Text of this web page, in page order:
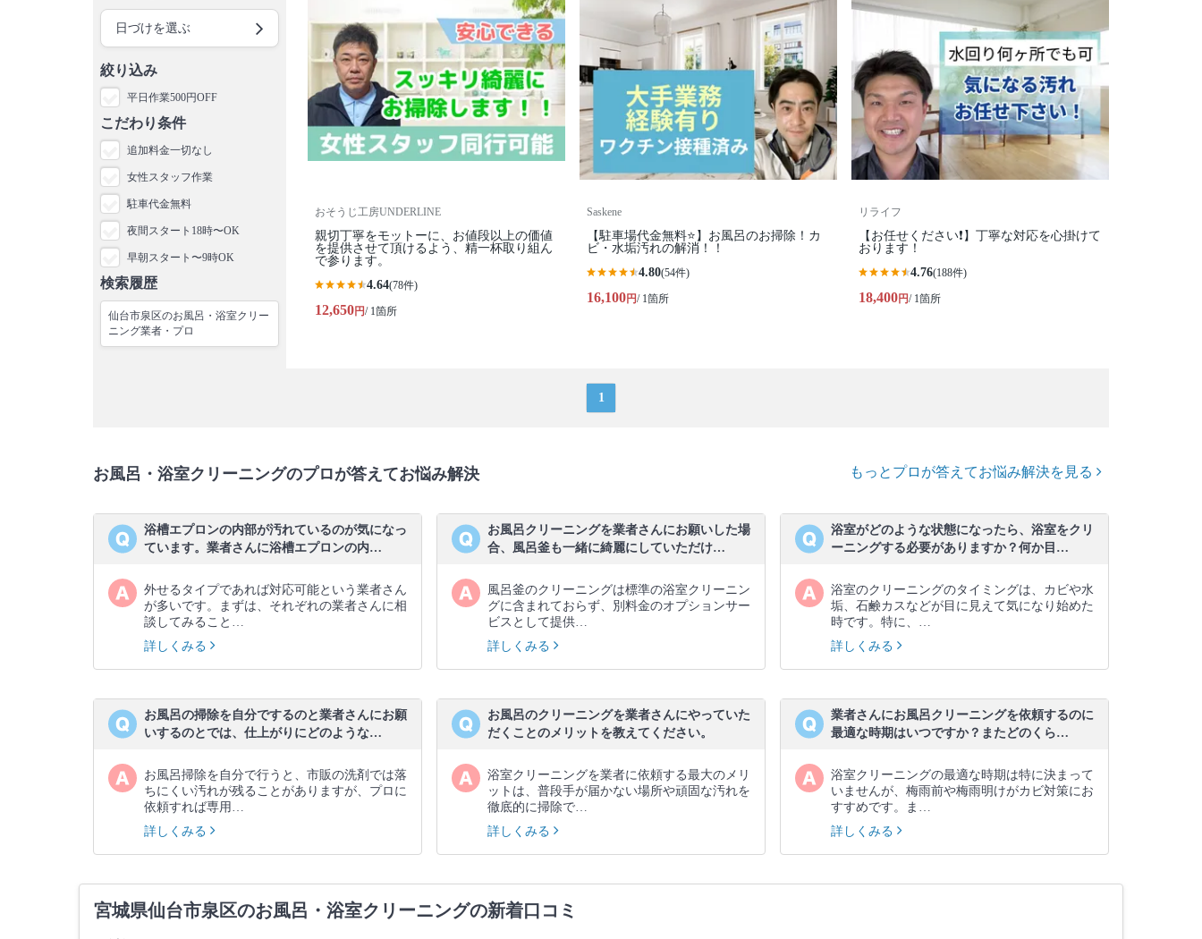
日づけを選ぶ
絞り込み
平日作業500円OFF
こだわり条件
追加料金一切なし
女性スタッフ作業
駐車代金無料
夜間スタート18時〜OK
早朝スタート〜9時OK
検索履歴
仙台市泉区のお風呂・浴室クリー
ニング業者・プロ
おそうじ工房UNDERLINE
親切丁寧をモットーに、お値段以上の価値
を提供させて頂けるよう、精一杯取り組ん
で参ります。
4.64(78件)
12,650円/ 1箇所
Saskene
【駐車場代金無料⭐️】お風呂のお掃除！カ
ビ・水垢汚れの解消！！
4.80(54件)
16,100円/ 1箇所
リライフ
【お任せください❗️】丁寧な対応を心掛けて
おります！
4.76(188件)
18,400円/ 1箇所
1
お風呂・浴室クリーニングのプロが答えてお悩み解決 もっとプロが答えてお悩み解決を見る
浴槽エプロンの内部が汚れているのが気になっ
ています。業者さんに浴槽エプロンの内…
外せるタイプであれば対応可能という業者さん
が多いです。まずは、それぞれの業者さんに相
談してみること…
詳しくみる
お風呂クリーニングを業者さんにお願いした場
合、風呂釜も一緒に綺麗にしていただけ…
風呂釜のクリーニングは標準の浴室クリーニン
グに含まれておらず、別料金のオプションサー
ビスとして提供…
詳しくみる
浴室がどのような状態になったら、浴室をクリ
ーニングする必要がありますか？何か目…
浴室のクリーニングのタイミングは、カビや水
垢、石鹸カスなどが目に見えて気になり始めた
時です。特に、…
詳しくみる
お風呂の掃除を自分でするのと業者さんにお願
いするのとでは、仕上がりにどのような…
お風呂掃除を自分で行うと、市販の洗剤では落
ちにくい汚れが残ることがありますが、プロに
依頼すれば専用…
詳しくみる
お風呂のクリーニングを業者さんにやっていた
だくことのメリットを教えてください。
浴室クリーニングを業者に依頼する最大のメリ
ットは、普段手が届かない場所や頑固な汚れを
徹底的に掃除で…
詳しくみる
業者さんにお風呂クリーニングを依頼するのに
最適な時期はいつですか？またどのくら…
浴室クリーニングの最適な時期は特に決まって
いませんが、梅雨前や梅雨明けがカビ対策にお
すすめです。ま…
詳しくみる
宮城県仙台市泉区のお風呂・浴室クリーニングの新着口コミ